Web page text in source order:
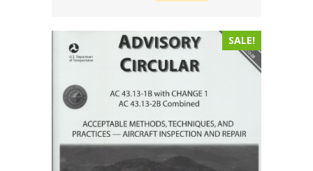
SALE!